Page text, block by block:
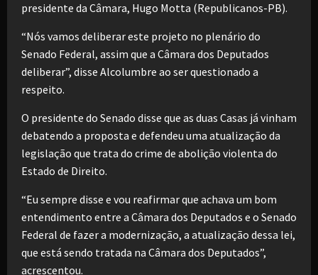
presidente da Câmara, Hugo Motta (Republicanos-PB).
“Nós vamos deliberar este projeto no plenário do
Senado Federal, assim que a Câmara dos Deputados
deliberar”, disse Alcolumbre ao ser questionado a
respeito.
O presidente do Senado disse que as duas Casas já vinham
debatendo a proposta e defendeu uma atualização da
legislação que trata do crime de abolição violenta do
Estado de Direito.
“Eu sempre disse e vou reafirmar que achava um bom
entendimento entre a Câmara dos Deputados e o Senado
Federal de fazer a modernização, a atualização dessa lei,
que está sendo tratada na Câmara dos Deputados”,
acrescentou.